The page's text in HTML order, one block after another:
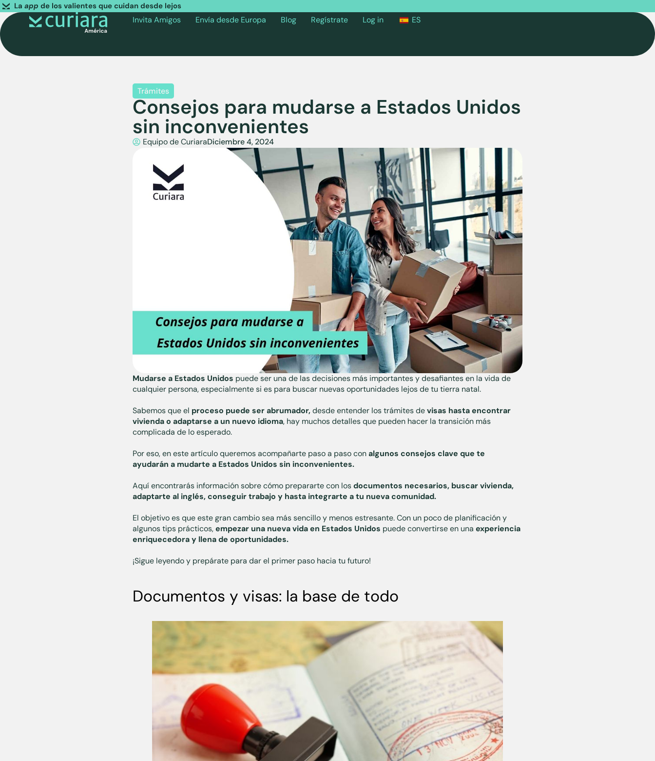
La app de los valientes que cuidan desde lejos
Invita Amigos Envía desde Europa Blog Regístrate Log in ES
Trámites
Consejos para mudarse a Estados Unidos
sin inconvenientes
Equipo de CuriaraDiciembre 4, 2024
Mudarse a Estados Unidos puede ser una de las decisiones más importantes y desafiantes en la vida de
cualquier persona, especialmente si es para buscar nuevas oportunidades lejos de tu tierra natal.
Sabemos que el proceso puede ser abrumador,desde entender los trámites devisas hasta encontrar
vivienda o adaptarse a un nuevo idioma, hay muchos detalles que pueden hacer la transición más
complicada de lo esperado.
Por eso, en este artículo queremos acompañarte paso a paso conalgunos consejos clave que te
ayudarán a mudarte a Estados Unidos sin inconvenientes.
Aquí encontrarás información sobre cómo prepararte con losdocumentos necesarios, buscar vivienda,
adaptarte al inglés, conseguir trabajo y hasta integrarte a tu nueva comunidad.
El objetivo es que este gran cambio sea más sencillo y menos estresante. Con un poco de planificación y
algunos tips prácticos,empezar una nueva vida en Estados Unidos puede convertirse en una experiencia
enriquecedora y llena de oportunidades.
¡Sigue leyendo y prepárate para dar el primer paso hacia tu futuro!
Documentos y visas: la base de todo